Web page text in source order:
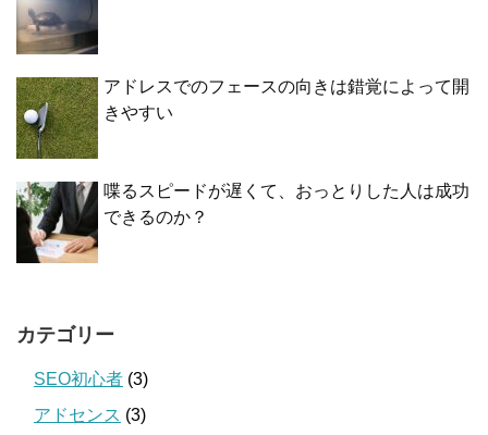
アドレスでのフェースの向きは錯覚によって開
きやすい
喋るスピードが遅くて、おっとりした人は成功
できるのか？
カテゴリー
SEO初心者 (3)
アドセンス (3)